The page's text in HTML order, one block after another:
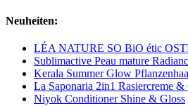
Neuheiten:
LÉA NATURE SO BiO étic
Sublimactive Peau mature
Kerala Summer Glow
La Saponaria 2in1 Rasiercreme &
Niyok Conditioner Shine & Gloss